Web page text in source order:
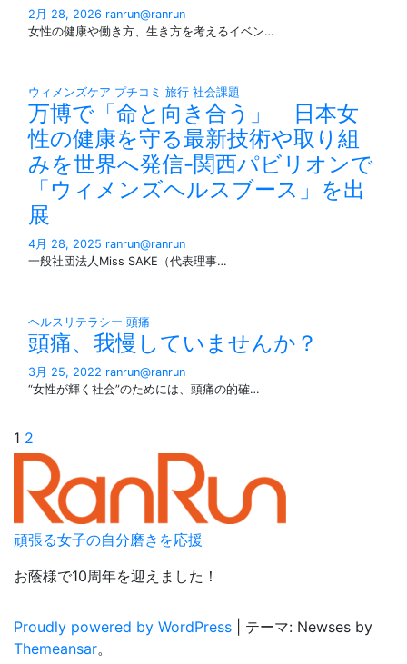
2月 28, 2026 ranrun@ranrun
女性の健康や働き方、生き方を考えるイベン…
ウィメンズケア プチコミ 旅行 社会課題
万博で「命と向き合う」 日本女
性の健康を守る最新技術や取り組
みを世界へ発信-関西パビリオンで
「ウィメンズヘルスブース」を出
展
4月 28, 2025 ranrun@ranrun
一般社団法人Miss SAKE（代表理事…
ヘルスリテラシー 頭痛
頭痛、我慢していませんか？
3月 25, 2022 ranrun@ranrun
“女性が輝く社会”のためには、頭痛の的確…
投
の
ペ
ー
ジ
送
1 2
頑張る女子の自分磨きを応援
お蔭様で10周年を迎えました！
Proudly powered by WordPress
テーマ: Newses by
Themeansar。